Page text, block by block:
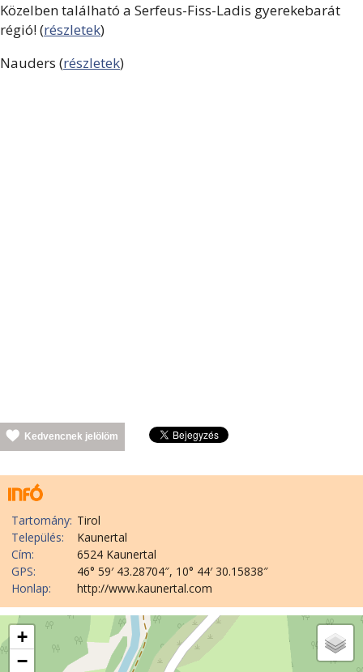
Közelben található a Serfeus-Fiss-Ladis gyerekebarát
régió! (részletek)
Nauders (részletek)
Kedvencnek jelölöm
Tartomány: Tirol
Település:
Kaunertal
Cím:
6524 Kaunertal
GPS:
46° 59′ 43.28704″, 10° 44′ 30.15838″
Honlap:
http://www.kaunertal.com
+
−